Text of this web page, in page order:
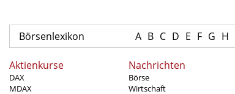
Börsenlexikon A B C D E F G H
Aktienkurse
DAX
MDAX
Nachrichten
Börse
Wirtschaft